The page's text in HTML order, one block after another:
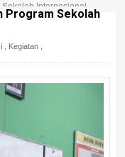
Internasional
Program Sekolah
Kegiatan